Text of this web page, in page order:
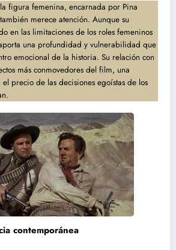
figura femenina, encarnada por Pina
merece atención. Aunque su
en las limitaciones de los roles femeninos
una profundidad y vulnerabilidad que
emocional de la historia. Su relación con
más conmovedores del film, una
precio de las decisiones egoístas de los
contemporánea